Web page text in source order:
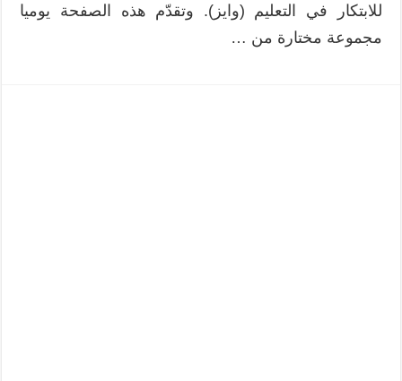
للابتكار في التعليم (وايز). وتقدّم هذه الصفحة يوميا
مجموعة مختارة من …